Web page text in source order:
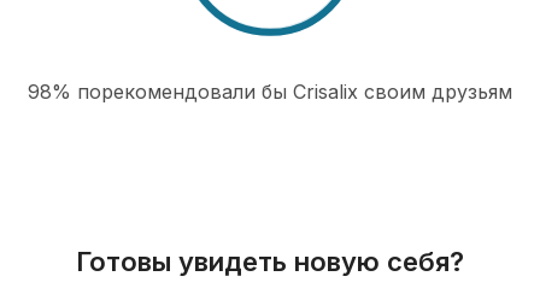
98% порекомендовали бы Сrisalix cвоим друзьям
Готовы увидеть новую себя?